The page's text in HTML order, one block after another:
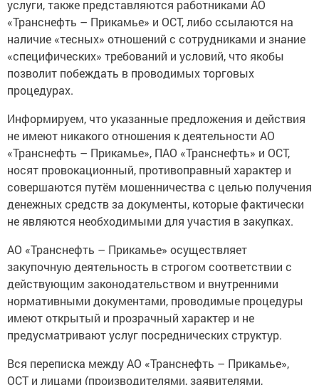
услуги, также представляются работниками АО
«Транснефть – Прикамье» и ОСТ, либо ссылаются на
наличие «тесных» отношений с сотрудниками и знание
«специфических» требований и условий, что якобы
позволит побеждать в проводимых торговых
процедурах.
Информируем, что указанные предложения и действия
не имеют никакого отношения к деятельности АО
«Транснефть – Прикамье», ПАО «Транснефть» и ОСТ,
носят провокационный, противоправный характер и
совершаются путём мошенничества с целью получения
денежных средств за документы, которые фактически
не являются необходимыми для участия в закупках.
АО «Транснефть – Прикамье» осуществляет
закупочную деятельность в строгом соответствии с
действующим законодательством и внутренними
нормативными документами, проводимые процедуры
имеют открытый и прозрачный характер и не
предусматривают услуг посреднических структур.
Вся переписка между АО «Транснефть – Прикамье»,
ОСТ и лицами (производителями, заявителями,